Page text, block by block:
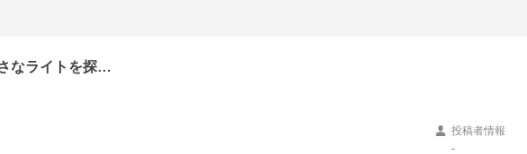
なライトを探…
投稿者情報
-